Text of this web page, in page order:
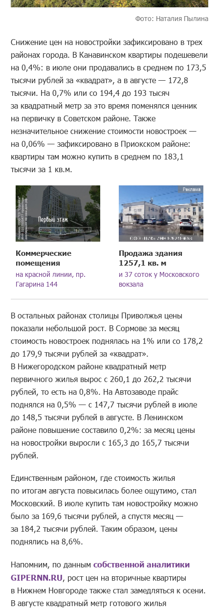
Фото: Наталия Пылина
Снижение цен на новостройки зафиксировано в трех
районах города. В Канавинском квартиры подешевели
на 0,4%: в июле они продавались в среднем по 173,5
тысячи рублей за «квадрат», а в августе — 172,8
тысячи. На 0,7% или со 194,4 до 193 тысяч
за квадратный метр за это время поменялся ценник
на первичку в Советском районе. Также
незначительное снижение стоимости новостроек —
на 0,06% — зафиксировано в Приокском районе:
квартиры там можно купить в среднем по 183,1
тысячи за 1 кв.м.
Коммерческие
помещения
на красной линии, пр.
Гагарина 144
Продажа здания
1257,1 кв. м
и 37 соток у Московского
вокзала
В остальных районах столицы Приволжья цены
показали небольшой рост. В Сормове за месяц
стоимость новостроек поднялась на 1% или со 178,2
до 179,9 тысячи рублей за «квадрат».
В Нижегородском районе квадратный метр
первичного жилья вырос с 260,1 до 262,2 тысячи
рублей, то есть на 0,8%. На Автозаводе прайс
поднялся на 0,5% — с 147,7 тысячи рублей в июле
до 148,5 тысячи рублей в августе. В Ленинском
районе повышение составило 0,2%: за месяц цены
на новостройки выросли с 165,3 до 165,7 тысячи
рублей.
Единственным районом, где стоимость жилья
по итогам августа повысилась более ощутимо, стал
Московский. В июле купить там новостройку можно
было за 169,6 тысячи рублей, а спустя месяц —
за 184,2 тысячи рублей. Таким образом, цены
поднялись на 8,6%.
Напомним, по даннымсобственной аналитики
GIPERNN.RU, рост цен на вторичные квартиры
в Нижнем Новгороде также стал замедляться к осени.
В августе квадратный метр готового жилья